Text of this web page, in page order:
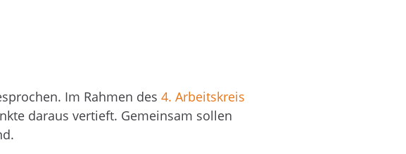
Im Rahmen des 4. Arbeitskreis
daraus vertieft. Gemeinsam sollen